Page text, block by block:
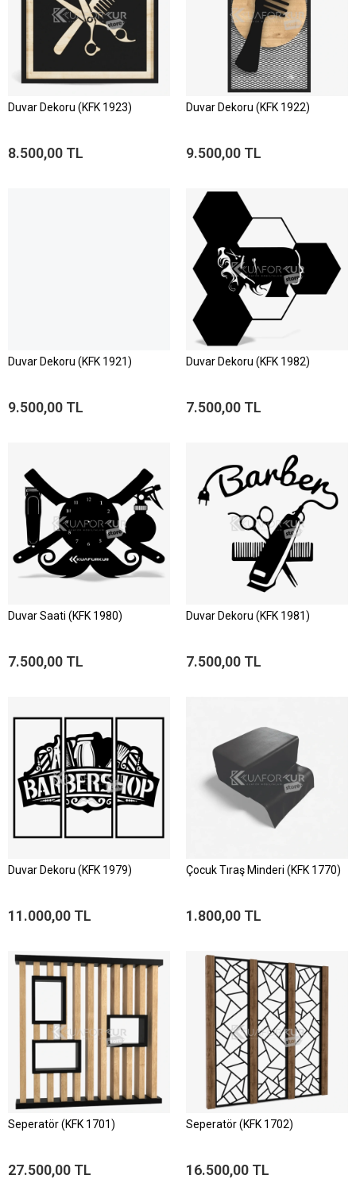
Duvar Dekoru (KFK 1923)
8.500,00 TL
Duvar Dekoru (KFK 1922)
9.500,00 TL
Duvar Dekoru (KFK 1921)
9.500,00 TL
Duvar Dekoru (KFK 1982)
7.500,00 TL
Duvar Saati (KFK 1980)
7.500,00 TL
Duvar Dekoru (KFK 1981)
7.500,00 TL
Duvar Dekoru (KFK 1979)
11.000,00 TL
Çocuk Tıraş Minderi (KFK 1770)
1.800,00 TL
Seperatör (KFK 1701)
27.500,00 TL
Seperatör (KFK 1702)
16.500,00 TL